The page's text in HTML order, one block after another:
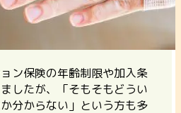
ン保険の年齢制限や加入条
したが、「そもそもどうい
分からない」という方も多